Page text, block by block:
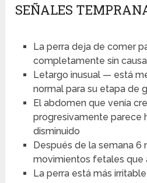
SEÑALES
La perra deja de comer
completamente sin
Letargo inusual — está
normal para su etapa de
El abdomen que venía
progresivamente parece
disminuido
Después de la semana 6
movimientos fetales que
La perra está más